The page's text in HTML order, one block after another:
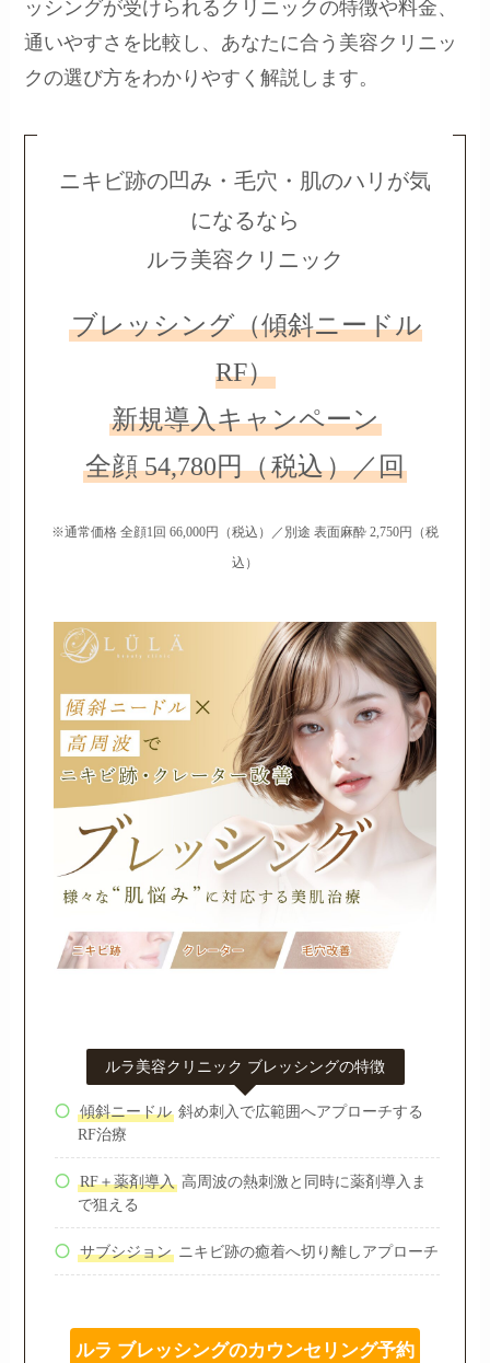
ッシングが受けられるクリニックの特徴や料金、
通いやすさを比較し、あなたに合う美容クリニッ
クの選び方をわかりやすく解説します。
ニキビ跡の凹み・毛穴・肌のハリが気
になるなら
ルラ美容クリニック
ブレッシング（傾斜ニードル
RF）
新規導入キャンペーン
全顔 54,780円（税込）／回
※通常価格 全顔1回 66,000円（税込）／別途 表面麻酔 2,750円（税
込）
ルラ美容クリニック ブレッシングの特徴
傾斜ニードル 斜め刺入で広範囲へアプローチする
RF治療
RF＋薬剤導入 高周波の熱刺激と同時に薬剤導入ま
で狙える
サブシジョン ニキビ跡の癒着へ切り離しアプローチ
ルラ ブレッシングのカウンセリング予約